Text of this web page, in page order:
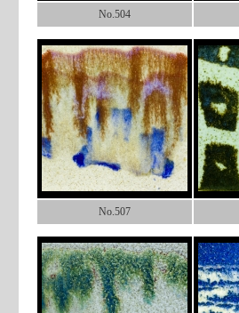
No.504
No.507